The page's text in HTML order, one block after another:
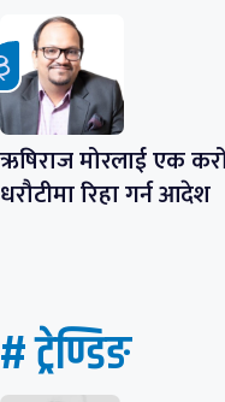
ऋषिराज मोरलाई एक
धरौटीमा रिहा गर्न आदेश
# ट्रेण्डिङ